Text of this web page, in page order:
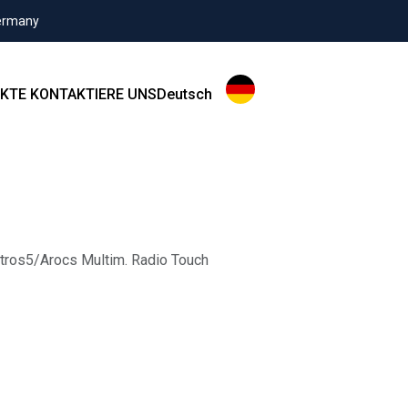
KONTAKTIERE UNSDeutsch
Arocs Multim. Radio Touch